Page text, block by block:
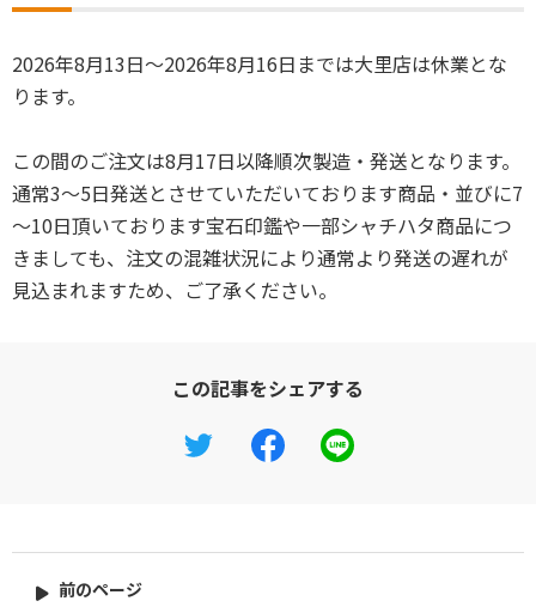
2026年8月13日～2026年8月16日までは大里店は休業とな
ります。
この間のご注文は8月17日以降順次製造・発送となります。
通常3～5日発送とさせていただいております商品・並びに7
～10日頂いております宝石印鑑や一部シャチハタ商品につ
きましても、注文の混雑状況により通常より発送の遅れが
見込まれますため、ご了承ください。
この記事をシェアする
前のページ